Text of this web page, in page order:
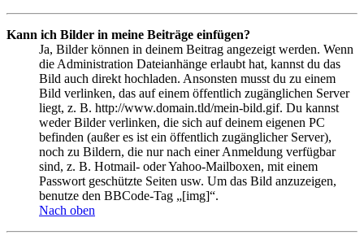
Kann ich Bilder in meine Beiträge einfügen?
Ja, Bilder können in deinem Beitrag angezeigt werden. Wenn
die Administration Dateianhänge erlaubt hat, kannst du das
Bild auch direkt hochladen. Ansonsten musst du zu einem
Bild verlinken, das auf einem öffentlich zugänglichen Server
liegt, z. B. http://www.domain.tld/mein-bild.gif. Du kannst
weder Bilder verlinken, die sich auf deinem eigenen PC
befinden (außer es ist ein öffentlich zugänglicher Server),
noch zu Bildern, die nur nach einer Anmeldung verfügbar
sind, z. B. Hotmail- oder Yahoo-Mailboxen, mit einem
Passwort geschützte Seiten usw. Um das Bild anzuzeigen,
benutze den BBCode-Tag „[img]“.
Nach oben